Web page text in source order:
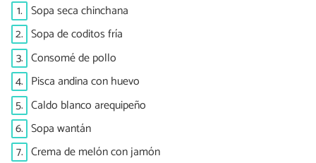
1. Sopa seca chinchana
2. Sopa de coditos fría
3. Consomé de pollo
4. Pisca andina con huevo
5. Caldo blanco arequipeño
6. Sopa wantán
7. Crema de melón con jamón